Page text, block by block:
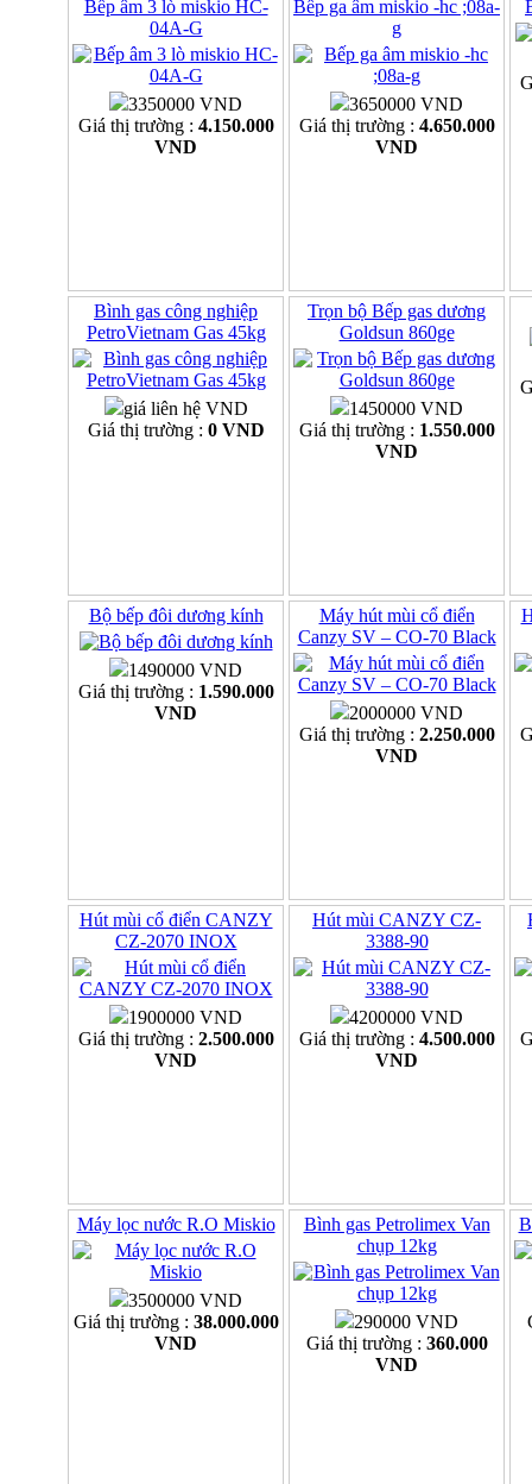
Bếp âm 3 lò miskio HC-
04A-G
3350000 VND
Giá thị trường : 4.150.000
VND
Bếp ga âm miskio -hc ;08a-
g
3650000 VND
Giá thị trường : 4.650.000
VND
Bình gas công nghiệp
PetroVietnam Gas 45kg
giá liên hệ VND
Giá thị trường : 0 VND
Trọn bộ Bếp gas dương
Goldsun 860ge
1450000 VND
Giá thị trường : 1.550.000
VND
Bộ bếp đôi dương kính
1490000 VND
Giá thị trường : 1.590.000
VND
Máy hút mùi cổ điển
Canzy SV – CO-70 Black
2000000 VND
Giá thị trường : 2.250.000
VND
Hút mùi cổ điển CANZY
CZ-2070 INOX
1900000 VND
Giá thị trường : 2.500.000
VND
Hút mùi CANZY CZ-
3388-90
4200000 VND
Giá thị trường : 4.500.000
VND
Máy lọc nước R.O Miskio
3500000 VND
Giá thị trường : 38.000.000
VND
Bình gas Petrolimex Van
chụp 12kg
290000 VND
Giá thị trường : 360.000
VND